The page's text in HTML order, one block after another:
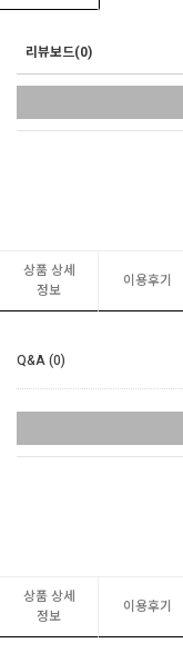
리뷰보드(0)
상품 상세
정보
이용후기
Q&A (0)
상품 상세
정보
이용후기